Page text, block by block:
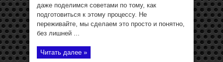
даже поделимся советами по тому, как
подготовиться к этому процессу. Не
переживайте, мы сделаем это просто и понятно,
без лишней ...
Читать далее »